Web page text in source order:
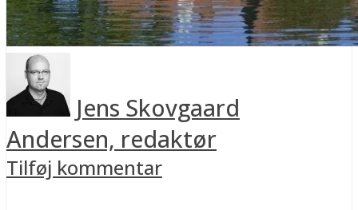
Jens Skovgaard
Andersen, redaktør
Tilføj kommentar